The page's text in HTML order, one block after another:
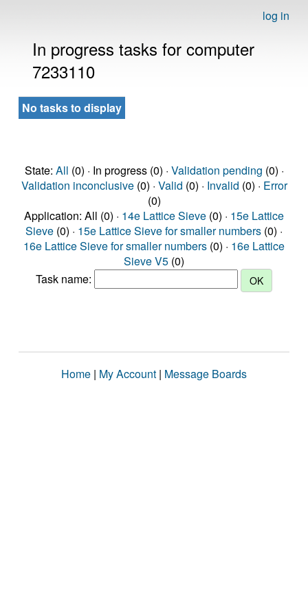
log in
In progress tasks for computer
7233110
No tasks to display
State: All (0) · In progress (0) · Validation pending (0) ·
Validation inconclusive(0) · Valid (0) · Invalid (0) · Error
(0)
Application: All (0) · 14e Lattice Sieve (0) · 15e Lattice
Sieve (0) · 15e Lattice Sieve for smaller numbers (0) ·
16e Lattice Sieve for smaller numbers (0) · 16e Lattice
Sieve V5 (0)
Task name:
Home | My Account | Message Boards